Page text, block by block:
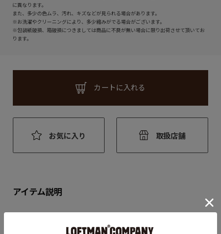
に異なります。
また、多少の色ムラ、汚れ、キズなどが見られる場合があります。
※お洗濯やクリーニングにより、多少縮みがでる場合がございます。
※包装紙破損、箱破損につきましては商品に不良が無い場合に限り出荷させて頂いてお
ります。
カートに入れる
お気に入り 取扱店舗
アイテム説明
細かく描き込まれたファンタジーの世界